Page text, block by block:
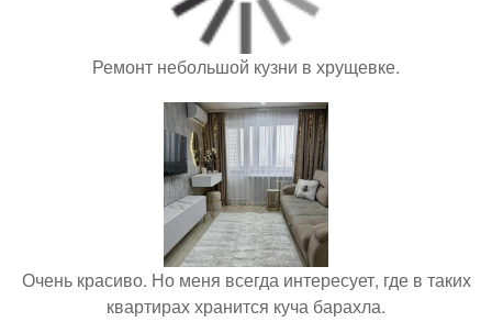
Ремонт небольшой кузни в хрущевке.
Очень красиво. Но меня всегда интересует, где в таких
квартирах хранится куча барахла.